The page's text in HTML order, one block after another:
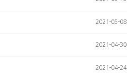
2021-05-08
2021-04-30
2021-04-24